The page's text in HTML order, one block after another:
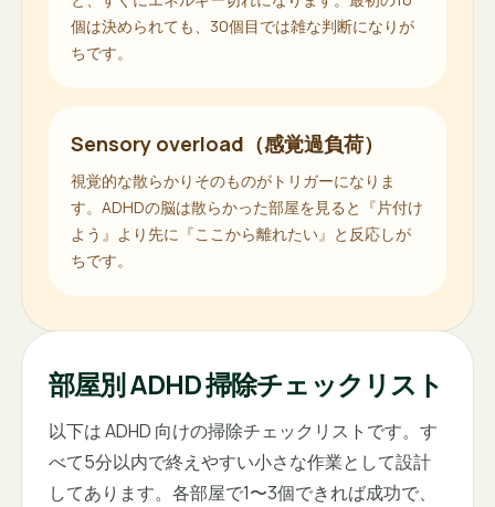
個は決められても、30個目では雑な判断になりが
ちです。
Sensory overload（感覚過負荷）
視覚的な散らかりそのものがトリガーになりま
す。ADHDの脳は散らかった部屋を見ると『片付け
よう』より先に『ここから離れたい』と反応しが
ちです。
部屋別 ADHD 掃除チェックリスト
以下は ADHD 向けの掃除チェックリストです。す
べて5分以内で終えやすい小さな作業として設計
してあります。各部屋で1〜3個できれば成功で、